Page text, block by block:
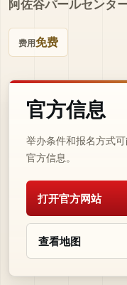
阿佐谷パールセンタ
费用免费
官方信息
举办条件和报名方式
官方信息。
打开官方网站
查看地图